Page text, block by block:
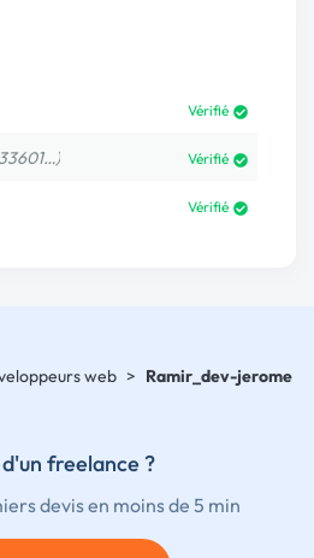
Vérifié
Vérifié
Vérifié
web > Ramir_dev-jerome
freelance ?
devis en moins de 5 min